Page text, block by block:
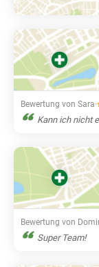
Bewertung von Sara·
Kann ich nicht
Bewertung von
Super Team!